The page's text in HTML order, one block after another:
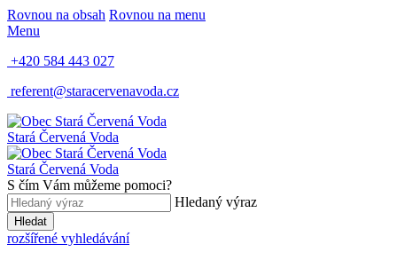
Rovnou na obsah Rovnou na menu
Menu
+420 584 443 027
referent@staracervenavoda.cz
Stará Červená Voda
Stará Červená Voda
S čím Vám můžeme pomoci?
Hledaný výraz
Hledat
rozšířené vyhledávání